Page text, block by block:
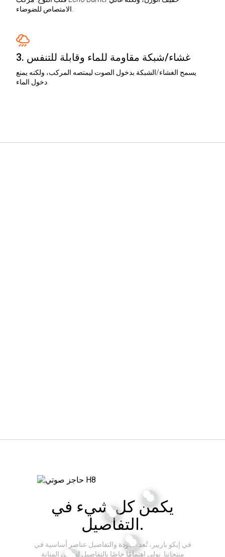
3. غشاء/شبكة مقاومة للماء وقابلة للتنفس
يسمح الغشاء/الشبكة بدخول الصوت ليمتصه المركب، ولكنه يمنع
يكمن كل شيء في
التفاصيل.
في إيكو باريير، تُعد الجودة والتفاصيل عناصر أساسية في
منتجاتنا. نولي اهتمامًا خاصًا بالتفاصيل لضمان المتانة